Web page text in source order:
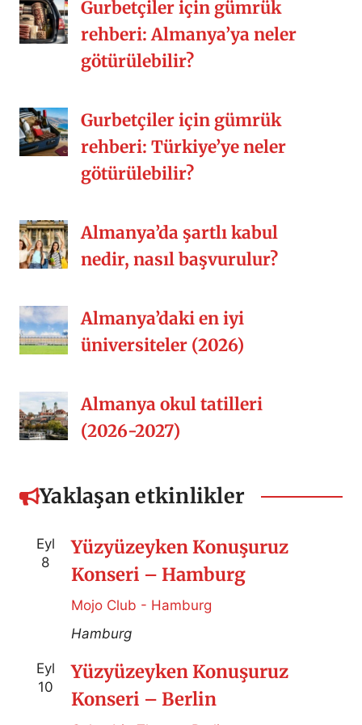
[…]
Gurbetçiler için gümrük
rehberi: Almanya’ya neler
götürülebilir?
Gurbetçiler için gümrük
rehberi: Türkiye’ye neler
götürülebilir?
Almanya’da şartlı kabul
nedir, nasıl başvurulur?
Almanya’daki en iyi
üniversiteler (2026)
Almanya okul tatilleri
(2026-2027)
Yaklaşan etkinlikler
Eyl
8
Yüzyüzeyken Konuşuruz
Konseri – Hamburg
Mojo Club - Hamburg
Hamburg
Eyl
10
Yüzyüzeyken Konuşuruz
Konseri – Berlin